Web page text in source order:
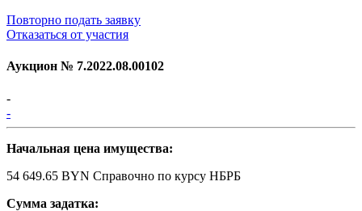
Повторно подать заявку
Отказаться от участия
Аукцион № 7.2022.08.00102
-
-
Начальная цена имущества:
54 649.65 BYN Справочно по курсу НБРБ
Сумма задатка: